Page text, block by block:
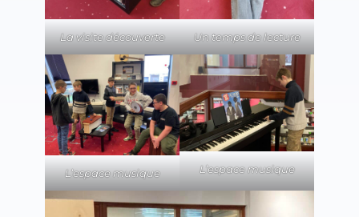
La visite découverte Un temps de lecture
L’espace musique L’espace musique